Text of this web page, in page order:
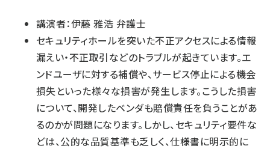
講演者：伊藤 雅浩 弁護士
セキュリティホールを突いた不正アクセスによる情報
漏えい・不正取引などのトラブルが起きています。エ
ンドユーザに対する補償や、サービス停止による機会
損失といった様々な損害が発生します。こうした損害
について、開発したベンダも賠償責任を負うことがあ
るのかが問題になります。しかし、セキュリティ要件な
どは、公的な品質基準も乏しく、仕様書に明示的に